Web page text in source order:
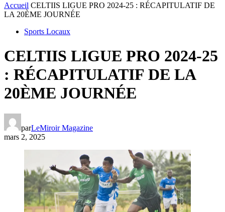
Accueil CELTIIS LIGUE PRO 2024-25 : RÉCAPITULATIF DE
LA 20ÈME JOURNÉE
Sports Locaux
CELTIIS LIGUE PRO 2024-25
: RÉCAPITULATIF DE LA
20ÈME JOURNÉE
parLeMiroir Magazine
mars 2, 2025